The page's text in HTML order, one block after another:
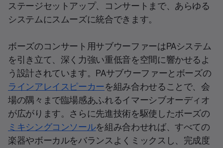
ステージセットアップ、コンサートまで、あらゆる
システムにスムーズに統合できます。
ボーズのコンサート用サブウーファーはPAシステム
を引き立て、深く力強い重低音を空間に響かせるよ
う設計されています。PAサブウーファーとボーズの
ラインアレイスピーカーを組み合わせることで、会
場の隅々まで臨場感あふれるイマーシブオーディオ
が広がります。さらに先進技術を駆使したボーズの
ミキシングコンソールを組み合わせれば、すべての
楽器やボーカルをバランスよくミックスし、完成度